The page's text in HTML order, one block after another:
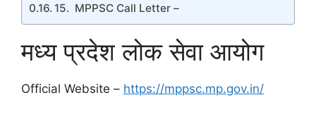
15. MPPSC Call Letter –
मध्य प्रदेश लोक सेवा आयोग
Official Website – https://mppsc.mp.gov.in/